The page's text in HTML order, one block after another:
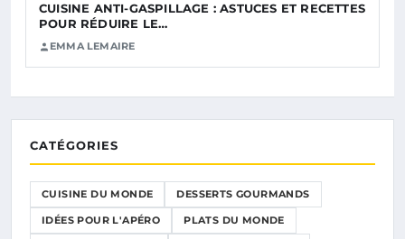
CUISINE ANTI-GASPILLAGE : ASTUCES ET RECETTES
POUR RÉDUIRE LE…
EMMA LEMAIRE
CATÉGORIES
CUISINE DU MONDE DESSERTS GOURMANDS
IDÉES POUR L'APÉRO PLATS DU MONDE